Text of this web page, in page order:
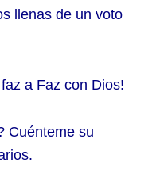
llenas de un voto
a Faz con Dios!
Cuénteme su